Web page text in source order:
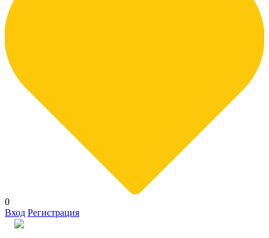
0
Вход Регистрация